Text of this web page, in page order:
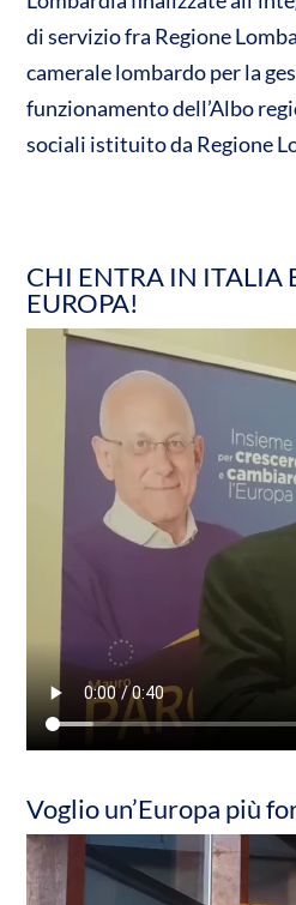
di servizio fra Regione
camerale lombardo per la
funzionamento dell’Albo
sociali istituito da Regione
CHI ENTRA IN ITALIA
EUROPA!
Voglio un’Europa più